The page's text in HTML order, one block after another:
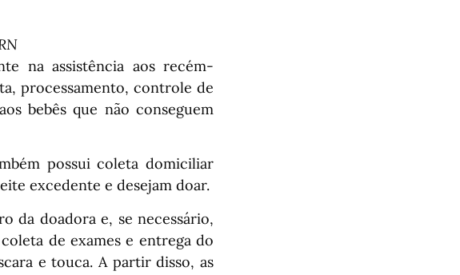
na assistência aos recém-
processamento, controle de
bebês que não conseguem
possui coleta domiciliar
excedente e desejam doar.
da doadora e, se necessário,
de exames e entrega do
e touca. A partir disso, as